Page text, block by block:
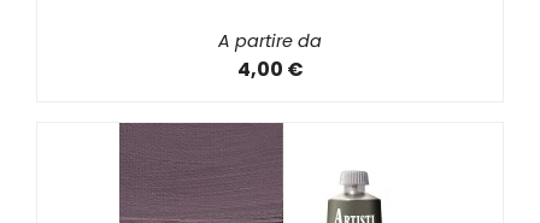
A partire da
4,00 €